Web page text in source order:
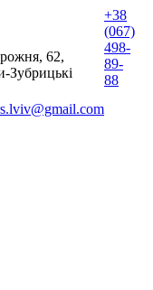
62,
Зубрицькі
+38
(067)
498-
89-
88